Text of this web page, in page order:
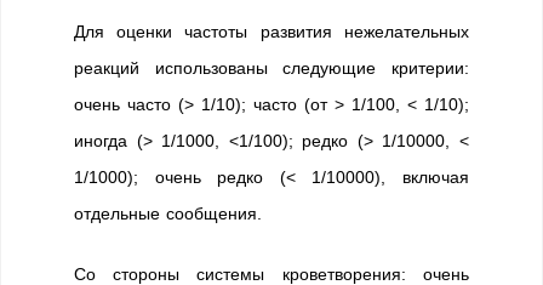
Для оценки частоты развития нежелательных
реакций использованы следующие критерии:
очень часто (> 1/10); часто (от > 1/100, < 1/10);
иногда (> 1/1000, <1/100); редко (> 1/10000, <
1/1000); очень редко (< 1/10000), включая
отдельные сообщения.
Со стороны системы кроветворения: очень